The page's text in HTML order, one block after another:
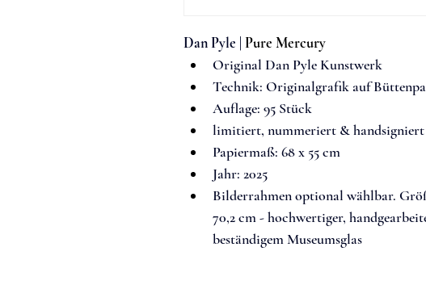
Dan Pyle | Pure Mercury
Original Dan Pyle Kunstwerk
Technik: Originalgrafik auf
Auflage: 95 Stück
limitiert, nummeriert & handsigniert
Papiermaß: 68 x 55 cm
Jahr: 2025
Bilderrahmen optional wählbar.
70,2 cm - hochwertiger,
beständigem Museumsglas